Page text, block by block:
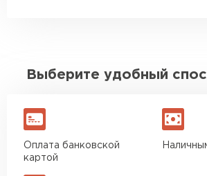
Выберите удобный
Оплата банковской
картой